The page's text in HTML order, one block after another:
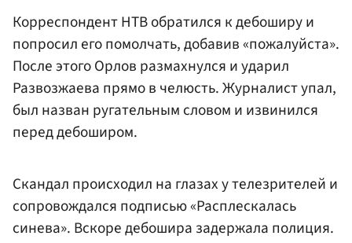
Корреспондент НТВ обратился к дебоширу и
попросил его помолчать, добавив «пожалуйста».
После этого Орлов размахнулся и ударил
Развозжаева прямо в челюсть. Журналист упал,
был назван ругательным словом и извинился
перед дебоширом.
Скандал происходил на глазах у телезрителей и
сопровождался подписью «Расплескалась
синева». Вскоре дебошира задержала полиция.